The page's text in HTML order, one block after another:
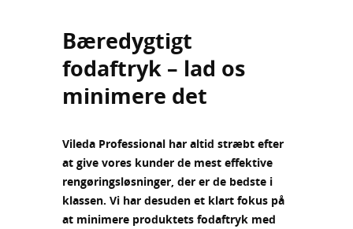
Bæredygtigt
fodaftryk – lad os
minimere det
Vileda Professional har altid stræbt efter
at give vores kunder de mest effektive
rengøringsløsninger, der er de bedste i
klassen. Vi har desuden et klart fokus på
at minimere produktets fodaftryk med